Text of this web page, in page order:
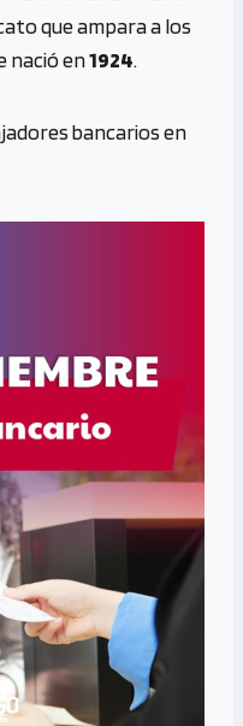
que ampara a los
nació en1924.
bancarios en